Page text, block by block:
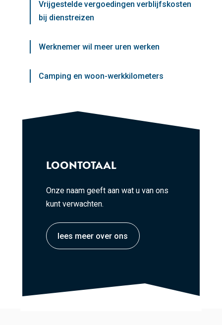
Vrijgestelde vergoedingen verblijfskosten
bij dienstreizen
Werknemer wil meer uren werken
Camping en woon-werkkilometers
LOONTOTAAL
Onze naam geeft aan wat u van ons
kunt verwachten.
lees meer over ons